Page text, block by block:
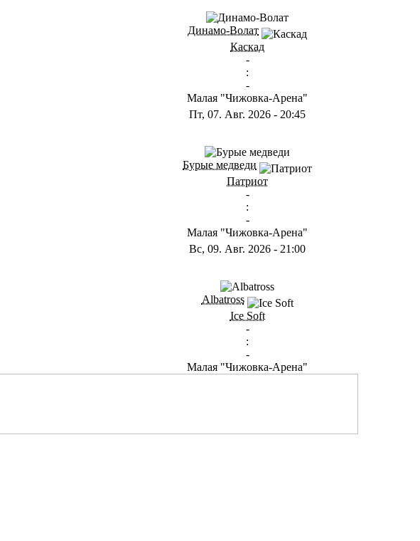
Динамо-Волат
Каскад
-
:
-
Малая "Чижовка-Арена"
Пт, 07. Авг. 2026 - 20:45
Бурые медведи
Патриот
-
:
-
Малая "Чижовка-Арена"
Вс, 09. Авг. 2026 - 21:00
Albatross
Ice Soft
-
:
-
Малая "Чижовка-Арена"